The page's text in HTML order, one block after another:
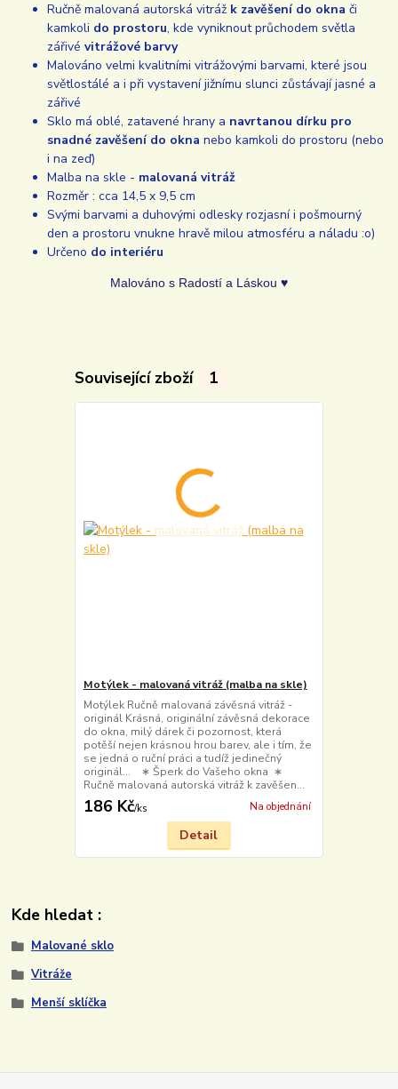
Ručně malovaná autorská vitráž k zavěšení do oknači
kamkoli do prostoru, kde vyniknout průchodem světla
zářivévitrážové barvy
Malováno velmi kvalitními vitrážovými barvami, které jsou
světlostálé a i při vystavení jižnímu slunci zůstávají jasné a
zářivé
Sklo má oblé, zatavené hrany a navrtanou dírku pro
snadné zavěšení do okna nebo kamkoli do prostoru (nebo
i na zeď)
Malba na skle - malovaná vitráž
Rozměr : cca 14,5 x 9,5 cm
Svými barvami a duhovými odlesky rozjasní i pošmourný
den a prostoru vnukne hravě milou atmosféru a náladu :o)
Určeno do interiéru
Malováno s Radostí a Láskou ♥
Související zboží 1
Motýlek - malovaná vitráž (malba na skle)
Motýlek Ručně malovaná závěsná vitráž -
originál Krásná, originální závěsná dekorace
do okna, milý dárek či pozornost, která
potěší nejen krásnou hrou barev, ale i tím, že
se jedná o ruční práci a tudíž jedinečný
originál... ∗ Šperk do Vašeho okna ∗
Ručně malovaná autorská vitráž k zavěšen...
186 Kč/ks Na objednání
Detail
Kde hledat :
Malované sklo
Vitráže
Menší sklíčka